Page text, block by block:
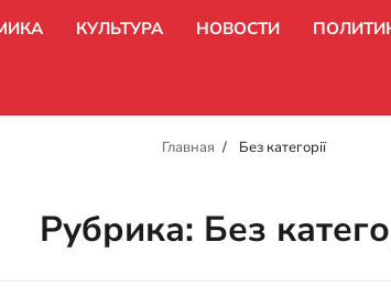
КУЛЬТУРА НОВОСТИ
Главная Без категорії
Рубрика: Без